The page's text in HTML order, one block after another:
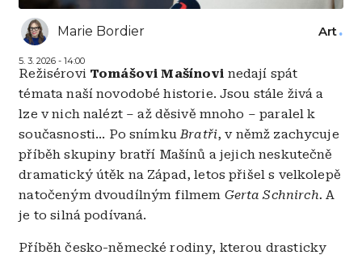
Marie Bordier
5. 3. 2026 - 14:00
Art
Režisérovi Tomášovi Mašínovi nedají spát
témata naší novodobé historie. Jsou stále živá a
lze v nich nalézt – až děsivě mnoho – paralel k
současnosti... Po snímkuBratři, v němž zachycuje
příběh skupiny bratří Mašínů a jejich neskutečně
dramatický útěk na Západ, letos přišel s velkolepě
natočeným dvoudílným filmem Gerta Schnirch. A
je to silná podívaná.
Příběh česko-německé rodiny, kterou drasticky